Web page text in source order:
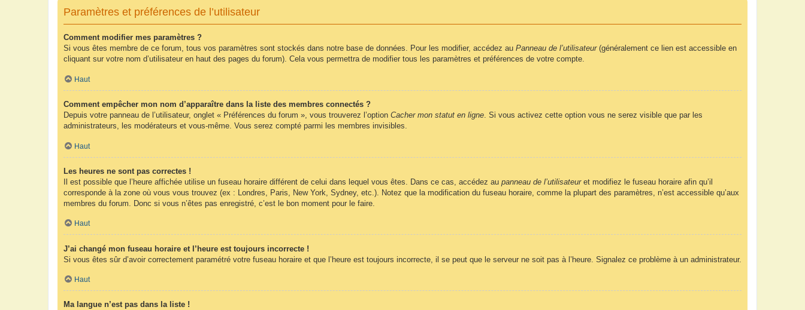
Paramètres et préférences de l’utilisateur
Comment modifier mes paramètres ?
Si vous êtes membre de ce forum, tous vos paramètres sont stockés dans notre base de données. Pour les modifier, accédez au Panneau de l’utilisateur(généralement ce lien est accessible en
cliquant sur votre nom d’utilisateur en haut des pages du forum). Cela vous permettra de modifier tous les paramètres et préférences de votre compte.
Haut
Comment empêcher mon nom d’apparaître dans la liste des membres connectés ?
Depuis votre panneau de l’utilisateur, onglet « Préférences du forum », vous trouverez l’option Cacher mon statut en ligne. Si vous activez cette option vous ne serez visible que par les
administrateurs, les modérateurs et vous-même. Vous serez compté parmi les membres invisibles.
Haut
Les heures ne sont pas correctes !
Il est possible que l’heure affichée utilise un fuseau horaire différent de celui dans lequel vous êtes. Dans ce cas, accédez au panneau de l’utilisateuret modifiez le fuseau horaire afin qu’il
corresponde à la zone où vous vous trouvez (ex : Londres, Paris, New York, Sydney, etc.). Notez que la modification du fuseau horaire, comme la plupart des paramètres, n’est accessible qu’aux
membres du forum. Donc si vous n’êtes pas enregistré, c’est le bon moment pour le faire.
Haut
J’ai changé mon fuseau horaire et l’heure est toujours incorrecte !
Si vous êtes sûr d’avoir correctement paramétré votre fuseau horaire et que l’heure est toujours incorrecte, il se peut que le serveur ne soit pas à l’heure. Signalez ce problème à un administrateur.
Haut
Ma langue n’est pas dans la liste !